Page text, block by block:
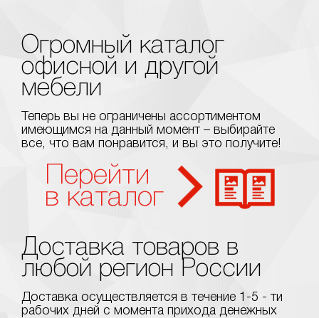
Огромный каталог
офисной и другой
мебели
Теперь вы не ограничены ассортиментом
имеющимся на данный момент – выбирайте
все, что вам понравится, и вы это получите!
Перейти
в каталог
Доставка товаров в
любой регион России
Доставка осуществляется в течение 1-5 - ти
рабочих дней с момента прихода денежных